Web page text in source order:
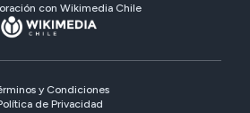
con Wikimedia Chile
y Condiciones
de Privacidad